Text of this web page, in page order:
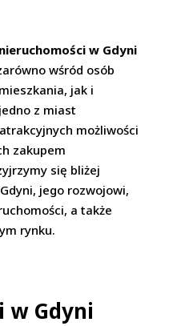
nieruchomości w Gdyni
wśród osób
jak i
z miast
możliwości
zakupem
się bliżej
jego rozwojowi,
a także
rynku.
w Gdyni